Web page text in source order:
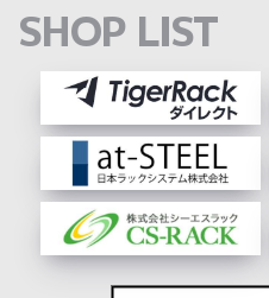
SHOP LIST